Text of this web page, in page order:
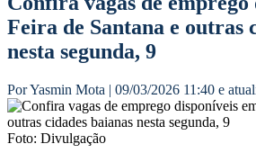
Feira de Santana e outras
nesta segunda, 9
Por Yasmin Mota | 09/03/2026 11:40 e
Foto: Divulgação